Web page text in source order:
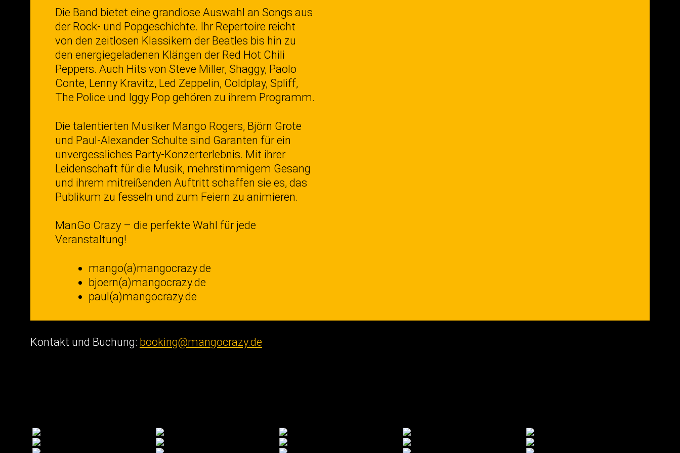
Die Band bietet eine grandiose Auswahl an Songs aus
der Rock- und Popgeschichte. Ihr Repertoire reicht
von den zeitlosen Klassikern der Beatles bis hin zu
den energiegeladenen Klängen der Red Hot Chili
Peppers. Auch Hits von Steve Miller, Shaggy, Paolo
Conte, Lenny Kravitz, Led Zeppelin, Coldplay, Spliff,
The Police und Iggy Pop gehören zu ihrem Programm.
Die talentierten Musiker Mango Rogers, Björn Grote
und Paul-Alexander Schulte sind Garanten für ein
unvergessliches Party-Konzerterlebnis. Mit ihrer
Leidenschaft für die Musik, mehrstimmigem Gesang
und ihrem mitreißenden Auftritt schaffen sie es, das
Publikum zu fesseln und zum Feiern zu animieren.
ManGo Crazy – die perfekte Wahl für jede
Veranstaltung!
mango(a)mangocrazy.de
bjoern(a)mangocrazy.de
paul(a)mangocrazy.de
Kontakt und Buchung: booking@mangocrazy.de